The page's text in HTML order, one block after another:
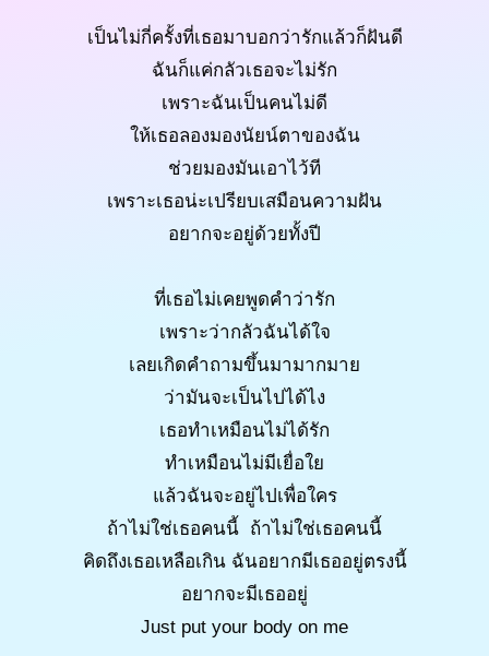
เป็นไม่กี่ครั้งที่เธอมาบอกว่ารักแล้วก็ฝันดี
ฉันก็แค่กลัวเธอจะไม่รัก
เพราะฉันเป็นคนไม่ดี
ให้เธอลองมองนัยน์ตาของฉัน
ช่วยมองมันเอาไว้ที
เพราะเธอน่ะเปรียบเสมือนความฝัน
อยากจะอยู่ด้วยทั้งปี
ที่เธอไม่เคยพูดคำว่ารัก
เพราะว่ากลัวฉันได้ใจ
เลยเกิดคำถามขึ้นมามากมาย
ว่ามันจะเป็นไปได้ไง
เธอทำเหมือนไม่ได้รัก
ทำเหมือนไม่มีเยื่อใย
แล้วฉันจะอยู่ไปเพื่อใคร
ถ้าไม่ใช่เธอคนนี้ ถ้าไม่ใช่เธอคนนี้
คิดถึงเธอเหลือเกิน ฉันอยากมีเธออยู่ตรงนี้
อยากจะมีเธออยู่
Just put your body on me